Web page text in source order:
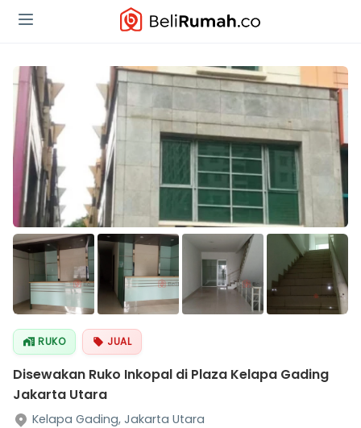
RUKO JUAL
Disewakan Ruko Inkopal di Plaza Kelapa Gading
Jakarta Utara
Kelapa Gading, Jakarta Utara